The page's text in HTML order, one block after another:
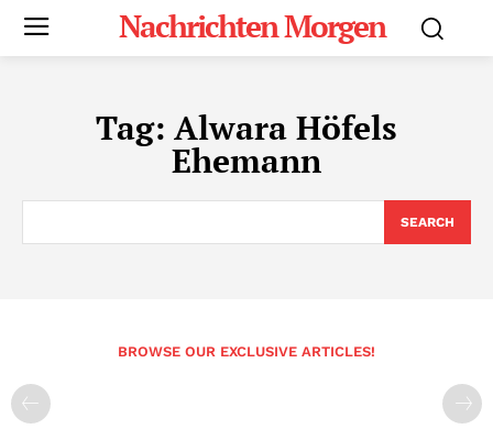
Nachrichten Morgen
Tag: Alwara Höfels
Ehemann
SEARCH
BROWSE OUR EXCLUSIVE ARTICLES!